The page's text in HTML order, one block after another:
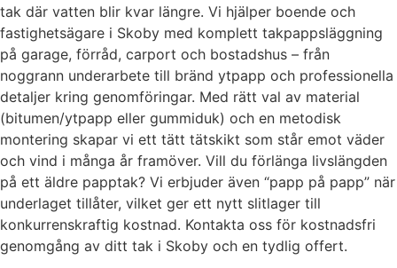
tak där vatten blir kvar längre. Vi hjälper boende och
fastighetsägare i Skoby med komplett takpappsläggning
på garage, förråd, carport och bostadshus – från
noggrann underarbete till bränd ytpapp och professionella
detaljer kring genomföringar. Med rätt val av material
(bitumen/ytpapp eller gummiduk) och en metodisk
montering skapar vi ett tätt tätskikt som står emot väder
och vind i många år framöver. Vill du förlänga livslängden
på ett äldre papptak? Vi erbjuder även “papp på papp” när
underlaget tillåter, vilket ger ett nytt slitlager till
konkurrenskraftig kostnad. Kontakta oss för kostnadsfri
genomgång av ditt tak i Skoby och en tydlig offert.